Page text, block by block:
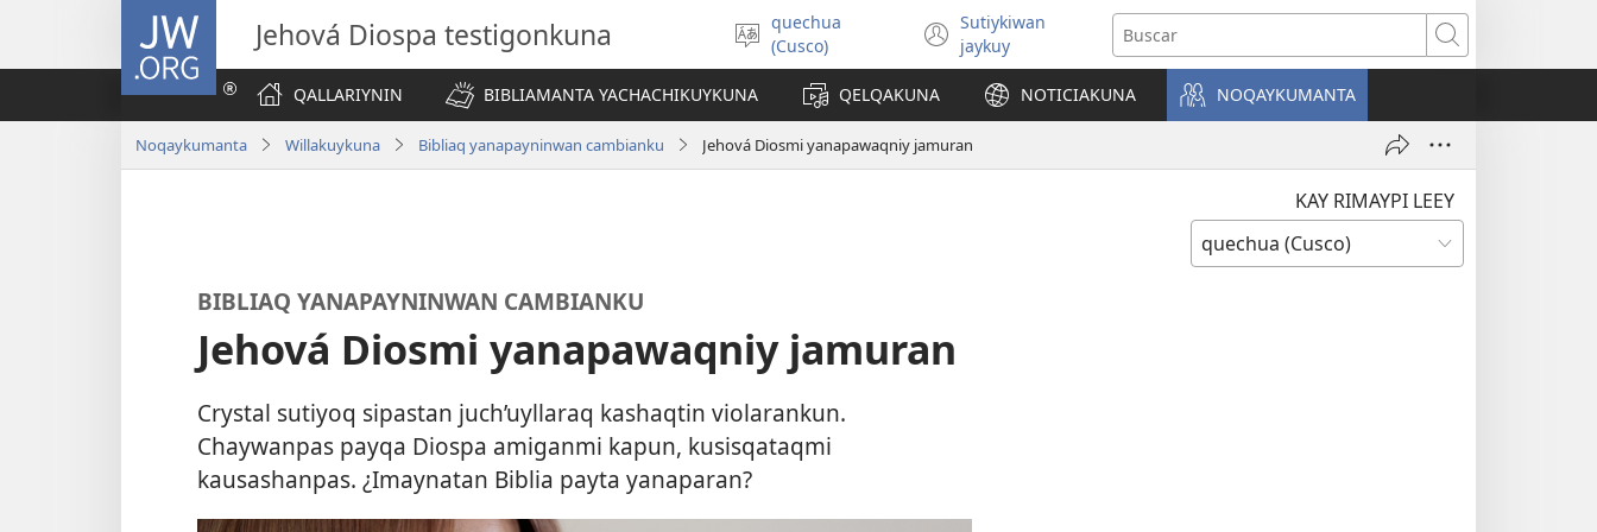
JW.ORG
Jehová Diospa testigonkuna
Simita
akllay
quechua
(Cusco)
Sutiykiwan
jaykuy(abre
una
nueva
ventana)
Buscar
QALLARIYNIN BIBLIAMANTA YACHACHIKUYKUNA QELQAKUNA NOTICIAKUNA NOQAYKUMANTA
Noqaykumanta Willakuykuna Bibliaq yanapayninwan cambianku Jehová Diosmi yanapawaqniy jamuran
KAY RIMAYPI LEEY
BIBLIAQ YANAPAYNINWAN CAMBIANKU
Jehová Diosmi yanapawaqniy jamuran
Crystal sutiyoq sipastan juch’uyllaraq kashaqtin violarankun.
Chaywanpas payqa Diospa amiganmi kapun, kusisqataqmi
kausashanpas. ¿Imaynatan Biblia payta yanaparan?